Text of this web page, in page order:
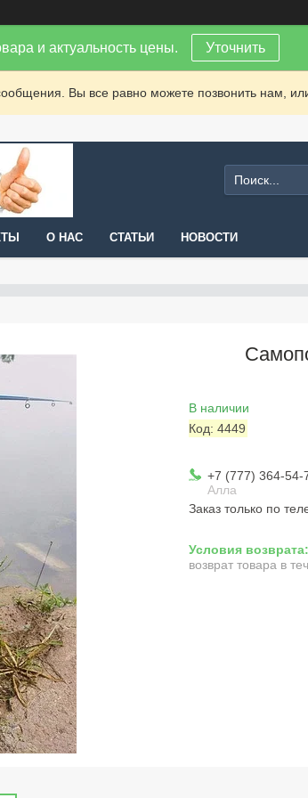
и актуальность цены. Уточнить
Вы все равно можете позвонить нам,
О НАС СТАТЬИ НОВОСТИ
В наличии
Код: 4449
+7 (777) 364-54-
Алла
Заказ только по
возврат товара в